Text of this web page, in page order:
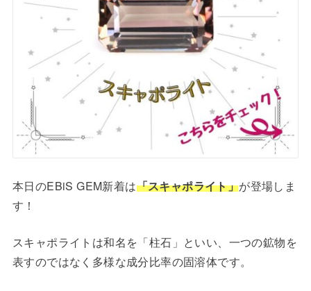
本日のEBiS GEM新着は「スキャポライト」が登場しま
す！
スキャポライトは和名を「柱石」といい、一つの鉱物を
表すのではなく多様な成分比率の固溶体です。